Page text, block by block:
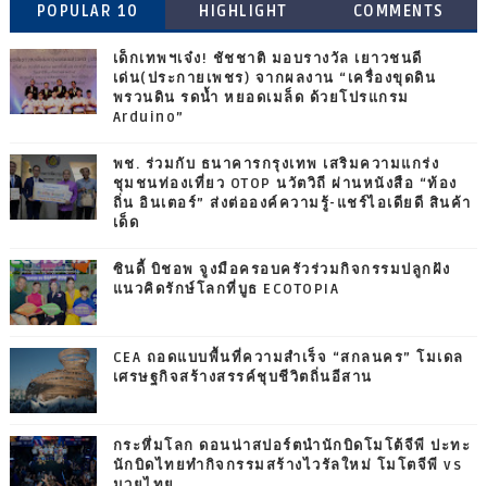
POPULAR 10 HIGHLIGHT COMMENTS
เด็กเทพฯเจ๋ง! ชัชชาติ มอบรางวัล เยาวชนดี
เด่น(ประกายเพชร) จากผลงาน “เครื่องขุดดิน
พรวนดิน รดน้ำ หยอดเมล็ด ด้วยโปรแกรม
Arduino”
พช. ร่วมกับ ธนาคารกรุงเทพ เสริมความแกร่ง
ชุมชนท่องเที่ยว OTOP นวัตวิถี ผ่านหนังสือ “ท้อง
ถิ่น อินเตอร์” ส่งต่อองค์ความรู้-แชร์ไอเดียดี สินค้า
เด็ด
ซินดี้ บิชอพ จูงมือครอบครัวร่วมกิจกรรมปลูกฝัง
แนวคิดรักษ์โลกที่บูธ ECOTOPIA
CEA ถอดแบบพื้นที่ความสำเร็จ “สกลนคร” โมเดล
เศรษฐกิจสร้างสรรค์ชุบชีวิตถิ่นอีสาน
กระหึ่มโลก ดอนน่าสปอร์ตนำนักบิดโมโต้จีพี ปะทะ
นักบิดไทยทำกิจกรรมสร้างไวรัลใหม่ โมโตจีพี vs